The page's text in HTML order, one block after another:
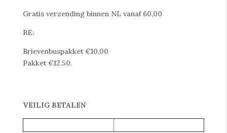
Gratis verzending binnen NL vanaf 60,00
BE:
Brievenbuspakket €10,00
Pakket €12.50.
VEILIG BETALEN